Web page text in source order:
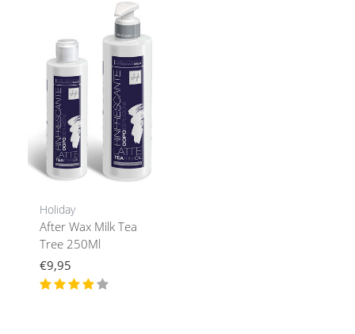
Holiday
After Wax Milk Tea
Tree 250Ml
€9,95